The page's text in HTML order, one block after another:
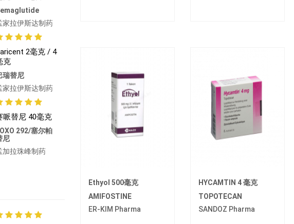
家拉伊斯达制药
2毫克 / 4
克
瑞替尼
家拉伊斯达制药
哌替尼 40毫克
292/塞尔帕
尼
加拉珠峰制药
Ethyol 500毫克
AMIFOSTINE
ER-KIM Pharma
HYCAMTIN 4 毫克
TOPOTECAN
SANDOZ Pharma